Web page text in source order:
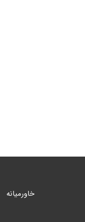
خاورمیانه